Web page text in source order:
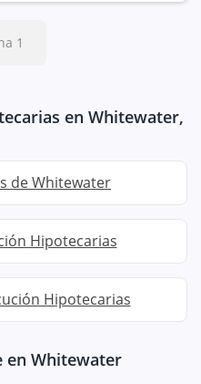
1
en Whitewater,
de Whitewater
Hipotecarias
Hipotecarias
en Whitewater